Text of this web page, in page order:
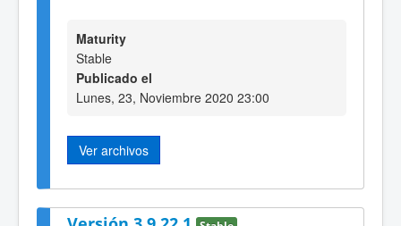
Maturity
Stable
Publicado el
Lunes, 23, Noviembre 2020 23:00
Ver archivos